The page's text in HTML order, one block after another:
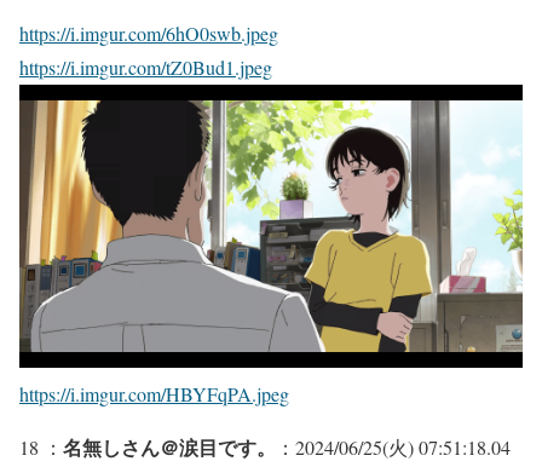
https://i.imgur.com/6hO0swb.jpeg
https://i.imgur.com/tZ0Bud1.jpeg
https://i.imgur.com/HBYFqPA.jpeg
18 ： 名無しさん＠涙目です。
：2024/06/25(火) 07:51:18.04